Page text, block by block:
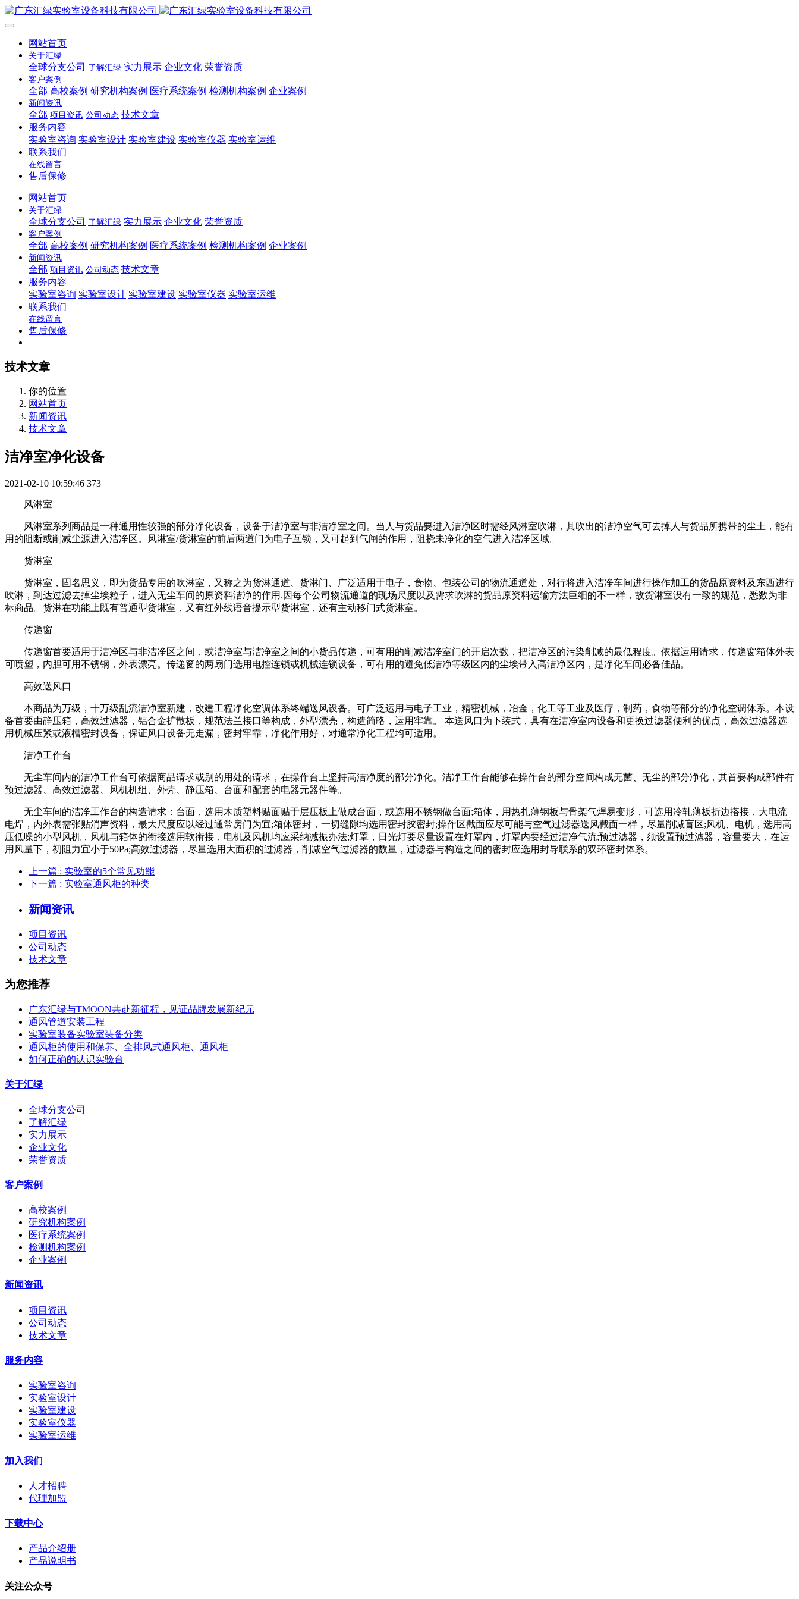
网站首页
关于汇绿
全球分支公司 了解汇绿 实力展示 企业文化 荣誉资质
客户案例
全部 高校案例 研究机构案例 医疗系统案例 检测机构案例 企业案例
新闻资讯
全部 项目资讯 公司动态 技术文章
服务内容
实验室咨询 实验室设计 实验室建设 实验室仪器 实验室运维
联系我们
在线留言
售后保修
网站首页
关于汇绿
全球分支公司 了解汇绿 实力展示 企业文化 荣誉资质
客户案例
全部 高校案例 研究机构案例 医疗系统案例 检测机构案例 企业案例
新闻资讯
全部 项目资讯 公司动态 技术文章
服务内容
实验室咨询 实验室设计 实验室建设 实验室仪器 实验室运维
联系我们
在线留言
售后保修
技术文章
你的位置
网站首页
新闻资讯
技术文章
洁净室净化设备
2021-02-10 10:59:46 373
风淋室
风淋室系列商品是一种通用性较强的部分净化设备，设备于洁净室与非洁净室之间。当人与货品要进入洁净区时需经风淋室吹淋，其吹出的洁净空气可去掉人与货品所携带的尘土，能有
用的阻断或削减尘源进入洁净区。风淋室/货淋室的前后两道门为电子互锁，又可起到气闸的作用，阻挠未净化的空气进入洁净区域。
货淋室
货淋室，固名思义，即为货品专用的吹淋室，又称之为货淋通道、货淋门、广泛适用于电子，食物、包装公司的物流通道处，对行将进入洁净车间进行操作加工的货品原资料及东西进行
吹淋，到达过滤去掉尘埃粒子，进入无尘车间的原资料洁净的作用.因每个公司物流通道的现场尺度以及需求吹淋的货品原资料运输方法巨细的不一样，故货淋室没有一致的规范，悉数为非
标商品。货淋在功能上既有普通型货淋室，又有红外线语音提示型货淋室，还有主动移门式货淋室。
传递窗
传递窗首要适用于洁净区与非洁净区之间，或洁净室与洁净室之间的小货品传递，可有用的削减洁净室门的开启次数，把洁净区的污染削减的最低程度。依据运用请求，传递窗箱体外表
可喷塑，内胆可用不锈钢，外表漂亮。传递窗的两扇门选用电控连锁或机械连锁设备，可有用的避免低洁净等级区内的尘埃带入高洁净区内，是净化车间必备佳品。
高效送风口
本商品为万级，十万级乱流洁净室新建，改建工程净化空调体系终端送风设备。可广泛运用与电子工业，精密机械，冶金，化工等工业及医疗，制药，食物等部分的净化空调体系。本设
备首要由静压箱，高效过滤器，铝合金扩散板，规范法兰接口等构成，外型漂亮，构造简略，运用牢靠。 本送风口为下装式，具有在洁净室内设备和更换过滤器便利的优点，高效过滤器选
用机械压紧或液槽密封设备，保证风口设备无走漏，密封牢靠，净化作用好，对通常净化工程均可适用。
洁净工作台
无尘车间内的洁净工作台可依据商品请求或别的用处的请求，在操作台上坚持高洁净度的部分净化。洁净工作台能够在操作台的部分空间构成无菌、无尘的部分净化，其首要构成部件有
预过滤器、高效过滤器、风机机组、外壳、静压箱、台面和配套的电器元器件等。
无尘车间的洁净工作台的构造请求：台面，选用木质塑料贴面贴于层压板上做成台面，或选用不锈钢做台面;箱体，用热扎薄钢板与骨架气焊易变形，可选用冷轧薄板折边搭接，大电流
电焊，内外表需张贴消声资料，最大尺度应以经过通常房门为宜;箱体密封，一切缝隙均选用密封胶密封;操作区截面应尽可能与空气过滤器送风截面一样，尽量削减盲区;风机、电机，选用高
压低噪的小型风机，风机与箱体的衔接选用软衔接，电机及风机均应采纳减振办法;灯罩，日光灯要尽量设置在灯罩内，灯罩内要经过洁净气流;预过滤器，须设置预过滤器，容量要大，在运
用风量下，初阻力宜小于50Pa;高效过滤器，尽量选用大面积的过滤器，削减空气过滤器的数量，过滤器与构造之间的密封应选用封导联系的双环密封体系。
上一篇 : 实验室的5个常见功能
下一篇 : 实验室通风柜的种类
新闻资讯
项目资讯
公司动态
技术文章
为您推荐
广东汇绿与TMOON共赴新征程，见证品牌发展新纪元
通风管道安装工程
实验室装备实验室装备分类
通风柜的使用和保养、全排风式通风柜、通风柜
如何正确的认识实验台
关于汇绿
全球分支公司
了解汇绿
实力展示
企业文化
荣誉资质
客户案例
高校案例
研究机构案例
医疗系统案例
检测机构案例
企业案例
新闻资讯
项目资讯
公司动态
技术文章
服务内容
实验室咨询
实验室设计
实验室建设
实验室仪器
实验室运维
加入我们
人才招聘
代理加盟
下载中心
产品介绍册
产品说明书
关注公众号